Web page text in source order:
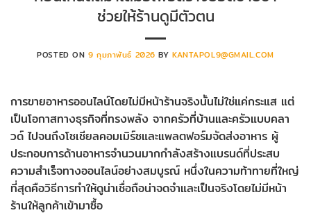
ช่วยให้ร้านดูมีตัวตน
POSTED ON 9 กุมภาพันธ์ 2026 BYKANTAPOL9@GMAIL.COM
การขายอาหารออนไลน์โดยไม่มีหน้าร้านจริงนั้นไม่ใช่แค่กระแส แต่
เป็นโอกาสทางธุรกิจที่ทรงพลัง จากครัวที่บ้านและครัวแบบคลา
วด์ ไปจนถึงโซเชียลคอมเมิร์ซและแพลตฟอร์มจัดส่งอาหาร ผู้
ประกอบการด้านอาหารจำนวนมากกำลังสร้างแบรนด์ที่ประสบ
ความสำเร็จทางออนไลน์อย่างสมบูรณ์ หนึ่งในความท้าทายที่ใหญ่
ที่สุดคือวิธีการทำให้ดูน่าเชื่อถือน่าจดจำและเป็นจริงโดยไม่มีหน้า
ร้านให้ลูกค้าเข้ามาซื้อ